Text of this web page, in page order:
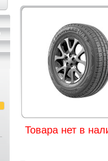
Товара нет в